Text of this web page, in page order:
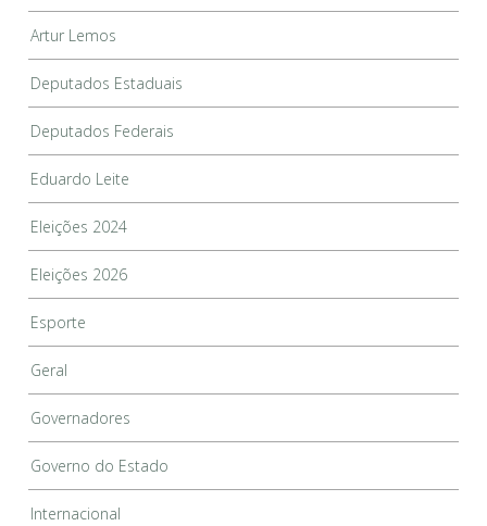
Artur Lemos
Deputados Estaduais
Deputados Federais
Eduardo Leite
Eleições 2024
Eleições 2026
Esporte
Geral
Governadores
Governo do Estado
Internacional